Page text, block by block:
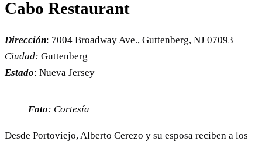
Cabo Restaurant
Dirección: 7004 Broadway Ave., Guttenberg, NJ 07093
Ciudad: Guttenberg
Estado: Nueva Jersey
Foto: Cortesía
Desde Portoviejo, Alberto Cerezo y su esposa reciben a los